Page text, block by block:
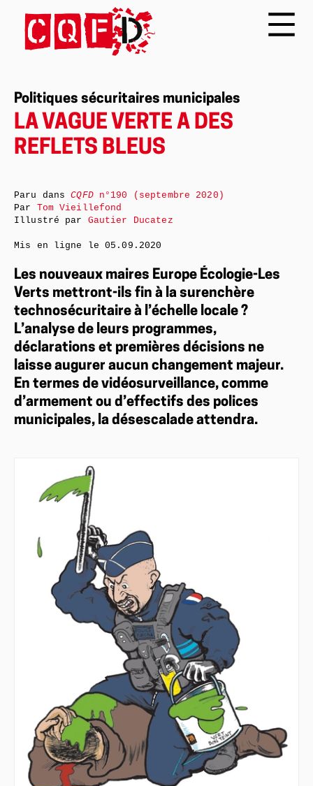
Politiques sécuritaires municipales
LA VAGUE VERTE A DES
REFLETS BLEUS
Les nouveaux maires Europe Écologie-Les
Verts mettront-ils fin à la surenchère
technosécuritaire à l’échelle locale ?
L’analyse de leurs programmes,
déclarations et premières décisions ne
laisse augurer aucun changement majeur.
En termes de vidéosurveillance, comme
d’armement ou d’effectifs des polices
municipales, la désescalade attendra.
Paru dansCQFDn°190 (septembre 2020)
Par Tom Vieillefond
Illustré par Gautier Ducatez
Mis en ligne le05.09.2020